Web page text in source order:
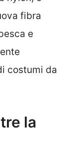
fibra
e
costumi da
la